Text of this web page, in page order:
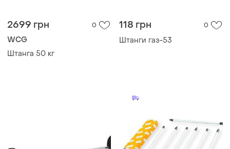
2699 грн 0
WCG
Штанга 50 кг
118 грн 0
Штанги газ-53